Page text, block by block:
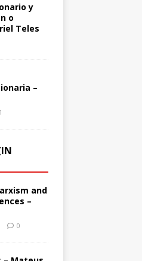
y
o
Teles
–
1
and
–
0